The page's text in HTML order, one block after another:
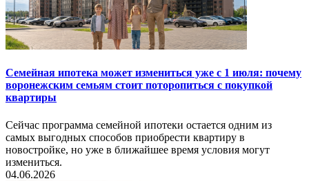
Семейная ипотека может измениться уже с 1 июля: почему
воронежским семьям стоит поторопиться с покупкой
квартиры
Сейчас программа семейной ипотеки остается одним из
самых выгодных способов приобрести квартиру в
новостройке, но уже в ближайшее время условия могут
измениться.
04.06.2026